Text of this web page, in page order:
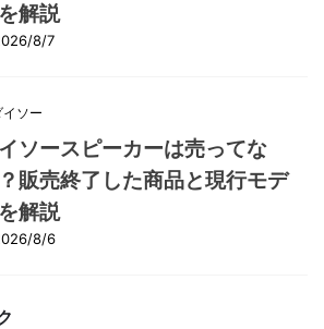
解説
8/7
イソー
ソースピーカーは売ってな
販売終了した商品と現行モデ
解説
8/6